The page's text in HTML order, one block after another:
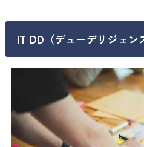
IT DD（デューデリジェン